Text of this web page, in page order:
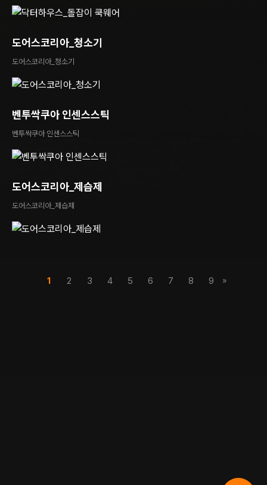
도어스코리아_청소기
도어스코리아_청소기
벤투싹쿠아 인센스스틱
벤투싹쿠아 인센스스틱
도어스코리아_제습제
도어스코리아_제습제
1 2 3 4 5 6 7 8 9 »